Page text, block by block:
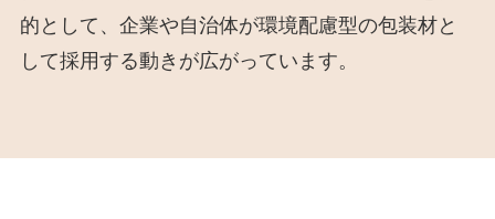
的として、企業や自治体が環境配慮型の包装材と
して採用する動きが広がっています。